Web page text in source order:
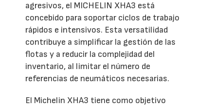
agresivos, el MICHELIN XHA3 está
concebido para soportar ciclos de trabajo
rápidos e intensivos. Esta versatilidad
contribuye a simplificar la gestión de las
flotas y a reducir la complejidad del
inventario, al limitar el número de
referencias de neumáticos necesarias.
El Michelin XHA3 tiene como objetivo